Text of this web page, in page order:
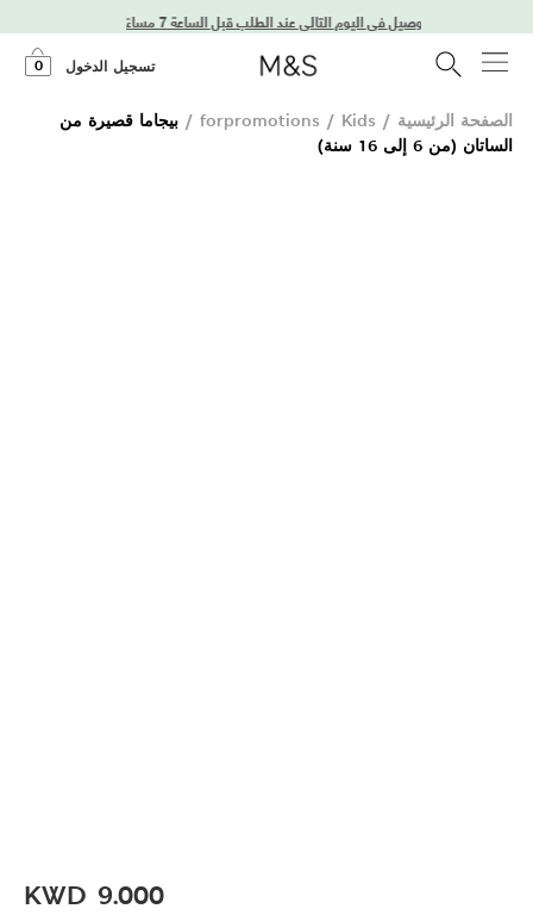
توصيل في اليوم التالي عند الطلب قبل الساعة 7 مساءً
تسجيل الدخول 0
الصفحة الرئيسية /
forpromotions / Kids
/ بيجاما قصيرة من
الساتان (من 6 إلى 16 سنة)
KWD 9.000